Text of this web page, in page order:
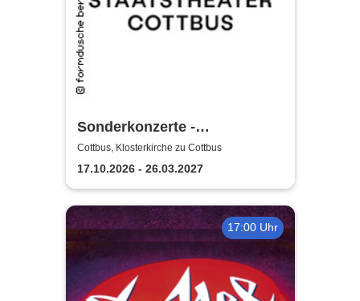
Sonderkonzerte -
Staatstheater Cottbus
Cottbus, Klosterkirche zu Cottbus
17.10.2026 - 26.03.2027
17:00 Uhr